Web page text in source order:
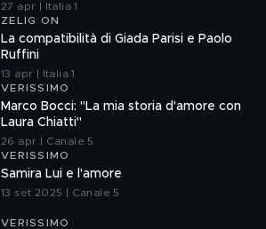
27 apr | Italia 1
ZELIG ON
La compatibilità di Giada Parisi e Paolo
Ruffini
13 apr | Italia 1
VERISSIMO
Marco Bocci: "La mia storia d'amore con
Laura Chiatti"
26 apr | Canale 5
VERISSIMO
Samira Lui e l'amore
13 set 2025 | Canale 5
VERISSIMO